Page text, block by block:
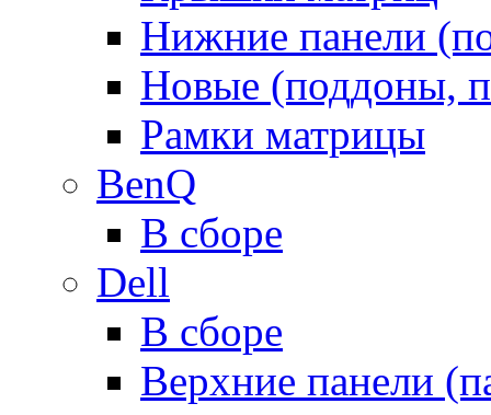
Нижние панели
Новые (поддоны,
Рамки матрицы
BenQ
В сборе
Dell
В сборе
Верхние панели